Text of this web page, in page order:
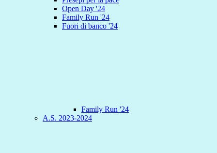
Open Day '24
Family Run '24
Fuori di banco '24
Family Run '24
A.S. 2023-2024